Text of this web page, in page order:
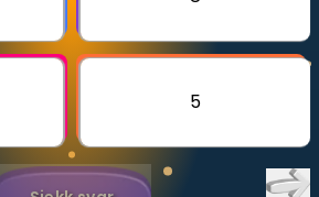
privatundervisning
5